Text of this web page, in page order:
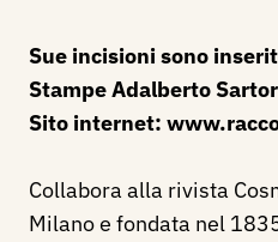
Sue incisioni sono
Stampe Adalberto
Sito internet:
Collabora alla rivista
Milano e fondata nel